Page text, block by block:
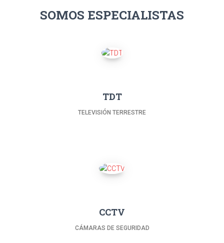
SOMOS ESPECIALISTAS
TDT
TELEVISIÓN TERRESTRE
CCTV
CÁMARAS DE SEGURIDAD